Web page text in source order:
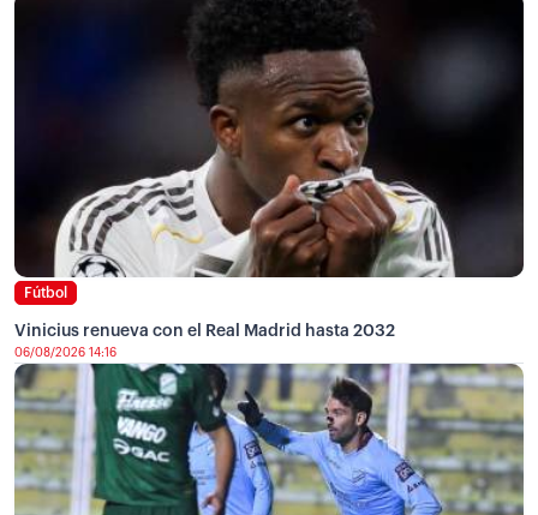
Fútbol
Vinicius renueva con el Real Madrid hasta 2032
06/08/2026 14:16